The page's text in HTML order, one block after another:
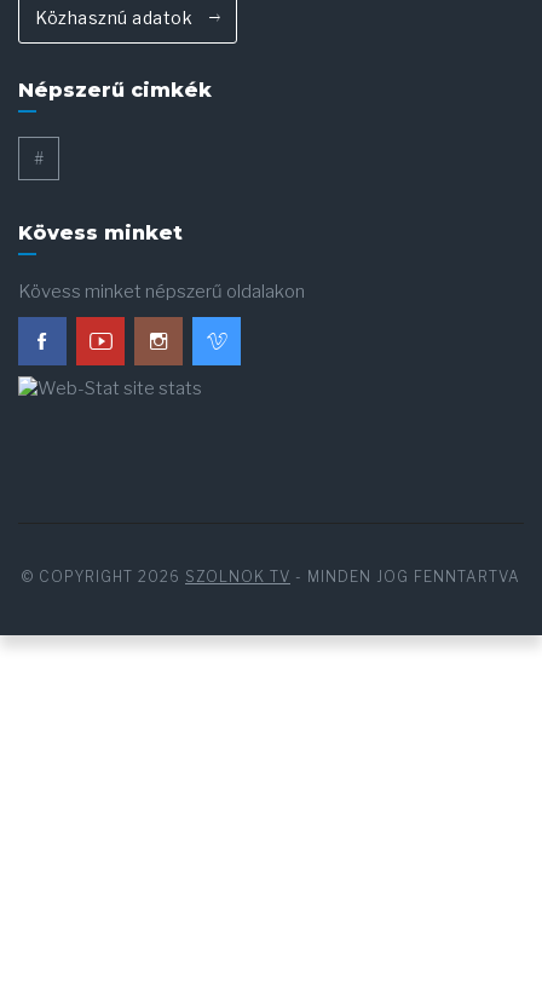
Közhasznú adatok
Népszerű cimkék
#
Kövess minket
Kövess minket népszerű oldalakon
© COPYRIGHT 2026 SZOLNOK TV - MINDEN JOG FENNTARTVA